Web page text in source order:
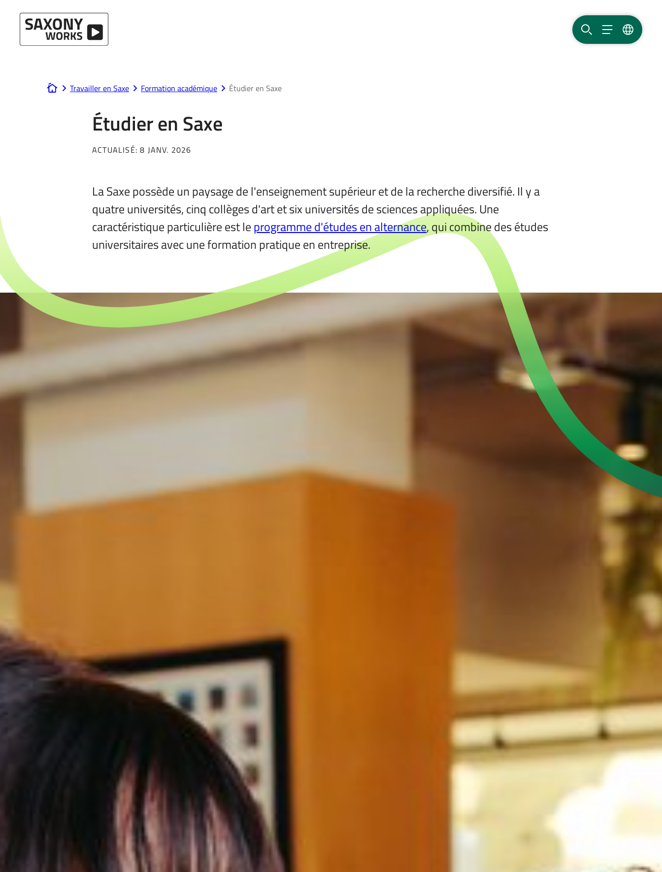
RECHERCHER
MENULANGUE
www.saxony-works.com
Travailler en Saxe Formation académique Étudier en Saxe
Étudier en Saxe
ACTUALISÉ:8 JANV. 2026
La Saxe possède un paysage de l'enseignement supérieur et de la recherche diversifié. Il y a
quatre universités, cinq collèges d'art et six universités de sciences appliquées. Une
caractéristique particulière est leprogramme d'études en alternance, qui combine des études
universitaires avec une formation pratique en entreprise.